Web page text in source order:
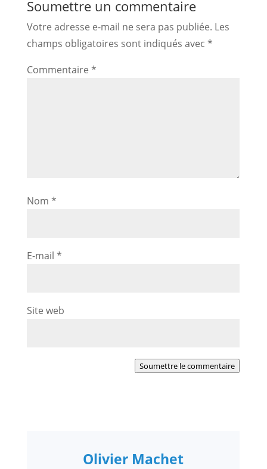
Soumettre un commentaire
Votre adresse e-mail ne sera pas publiée. Les
champs obligatoires sont indiqués avec *
Commentaire *
Nom *
E-mail *
Site web
Soumettre le commentaire
Olivier Machet